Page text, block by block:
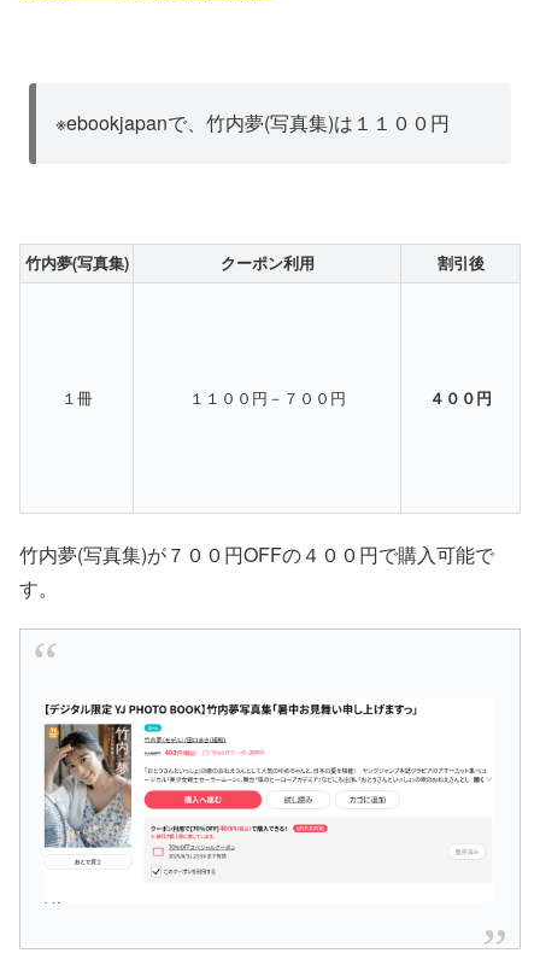
※ebookjapanで、竹内夢(写真集)は１１００円
竹内夢(写真集) クーポン利用 割引後
１冊 １１００円－７００円 ４００円
竹内夢(写真集)が７００円OFFの４００円で購入可能で
す。